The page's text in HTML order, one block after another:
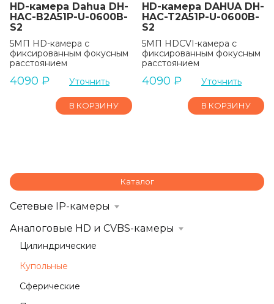
HD-камера Dahua DH-
HAC-B2A51P-U-0600B-
S2
5МП HD-камера с
фиксированным фокусным
расстоянием
4090 ₽ Уточнить
В КОРЗИНУ
HD-камера DAHUA DH-
HAC-T2A51P-U-0600B-
S2
5МП HDCVI-камера с
фиксированным фокусным
расстоянием
4090 ₽ Уточнить
В КОРЗИНУ
Каталог
Сетевые IP-камеры
Аналоговые HD и CVBS-камеры
Цилиндрические
Купольные
Сферические